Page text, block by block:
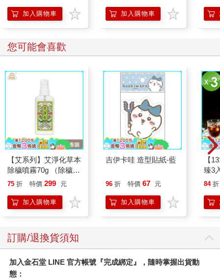
加入購物車 加入購物車
您可能會喜歡
【艾系列】艾淨化草本
除穢噴霧70g （除穢/
平安/淨化/艾草/芙蓉/
另有多瓶組優惠賣場
75 折 特價 299 元
加入購物車
吉伊卡哇 造型貼紙-藍
96 折 特價 67 元
加入購物車
【
臻3
84 折
訂購/退換貨須知
加入金石堂 LINE 官方帳號『完成綁定』，隨時掌握出貨動
態：